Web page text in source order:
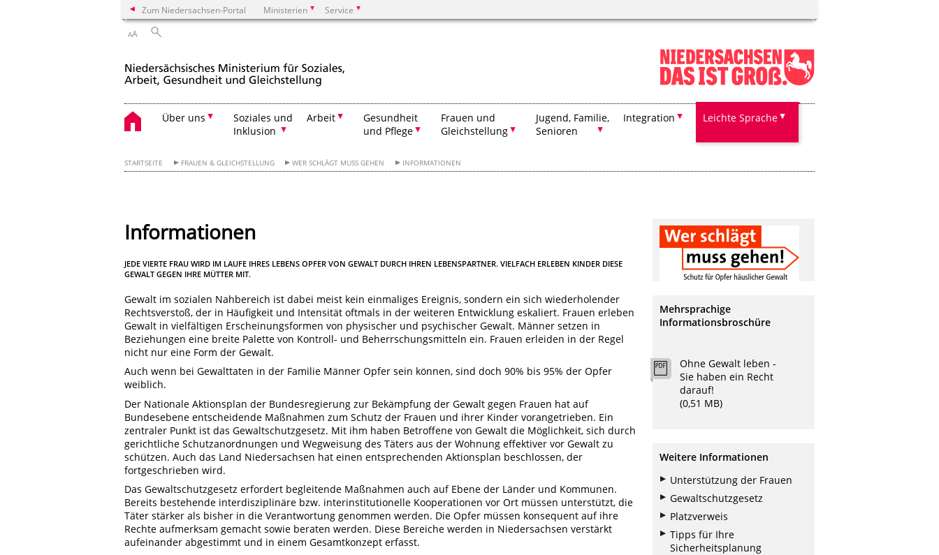
Zum Niedersachsen-Portal Ministerien Service
AA
Über uns
Soziales und
Inklusion
Arbeit
Gesundheit
und Pflege
Frauen und
Gleichstellung
Jugend, Familie,
Senioren
Integration Leichte Sprache
STARTSEITE FRAUEN & GLEICHSTELLUNG WER SCHLÄGT MUSS GEHEN INFORMATIONEN
Informationen
JEDE VIERTE FRAU WIRD IM LAUFE IHRES LEBENS OPFER VON GEWALT DURCH IHREN LEBENSPARTNER. VIELFACH ERLEBEN KINDER DIESE
GEWALT GEGEN IHRE MÜTTER MIT.
Gewalt im sozialen Nahbereich ist dabei meist kein einmaliges Ereignis, sondern ein sich wiederholender
Rechtsverstoß, der in Häufigkeit und Intensität oftmals in der weiteren Entwicklung eskaliert. Frauen erleben
Gewalt in vielfältigen Erscheinungsformen von physischer und psychischer Gewalt. Männer setzen in
Beziehungen eine breite Palette von Kontroll- und Beherrschungsmitteln ein. Frauen erleiden in der Regel
nicht nur eine Form der Gewalt.
Auch wenn bei Gewalttaten in der Familie Männer Opfer sein können, sind doch 90% bis 95% der Opfer
weiblich.
Der Nationale Aktionsplan der Bundesregierung zur Bekämpfung der Gewalt gegen Frauen hat auf
Bundesebene entscheidende Maßnahmen zum Schutz der Frauen und ihrer Kinder vorangetrieben. Ein
zentraler Punkt ist das Gewaltschutzgesetz. Mit ihm haben Betroffene von Gewalt die Möglichkeit, sich durch
gerichtliche Schutzanordnungen und Wegweisung des Täters aus der Wohnung effektiver vor Gewalt zu
schützen. Auch das Land Niedersachsen hat einen entsprechenden Aktionsplan beschlossen, der
fortgeschrieben wird.
Das Gewaltschutzgesetz erfordert begleitende Maßnahmen auch auf Ebene der Länder und Kommunen.
Bereits bestehende interdisziplinäre bzw. interinstitutionelle Kooperationen vor Ort müssen unterstützt, die
Täter stärker als bisher in die Verantwortung genommen werden. Die Opfer müssen konsequent auf ihre
Rechte aufmerksam gemacht sowie beraten werden. Diese Bereiche werden in Niedersachsen verstärkt
aufeinander abgestimmt und in einem Gesamtkonzept erfasst.
Mehrsprachige
Informationsbroschüre
Ohne Gewalt leben -
Sie haben ein Recht
darauf!
(0,51 MB)
Weitere Informationen
Unterstützung der Frauen
Gewaltschutzgesetz
Platzverweis
Tipps für Ihre
Sicherheitsplanung